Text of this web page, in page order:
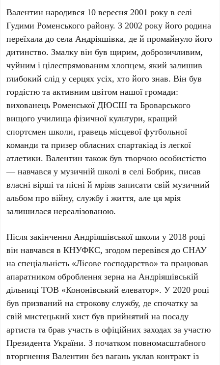
Валентин народився 10 вересня 2001 року в селі
Гудими Роменського району. З 2002 року його родина
переїхала до села Андріяшівка, де й промайнуло його
дитинство. Змалку він був щирим, доброзичливим,
чуйним і цілеспрямованим хлопцем, який залишив
глибокий слід у серцях усіх, хто його знав. Він був
гордістю та активним цвітом нашої громади:
вихованець Роменської ДЮСШ та Броварського
вищого училища фізичної культури, кращий
спортсмен школи, гравець місцевої футбольної
команди та призер обласних спартакіад із легкої
атлетики. Валентин також був творчою особистістю
— навчався у музичній школі в селі Бобрик, писав
власні вірші та пісні й мріяв записати свій музичний
альбом про війну, службу і життя, але ця мрія
залишилася нереалізованою.
Після закінчення Андріяшівської школи у 2018 році
він навчався в КНУФКС, згодом перевівся до СНАУ
на спеціальність «Лісове господарство» та працював
апаратником оброблення зерна на Андріяшівській
дільниці ТОВ «Кононівський елеватор». У 2020 році
був призваний на строкову службу, де спочатку за
свій мистецький хист був прийнятий на посаду
артиста та брав участь в офіційних заходах за участю
Президента України. З початком повномасштабного
вторгнення Валентин без вагань уклав контракт із